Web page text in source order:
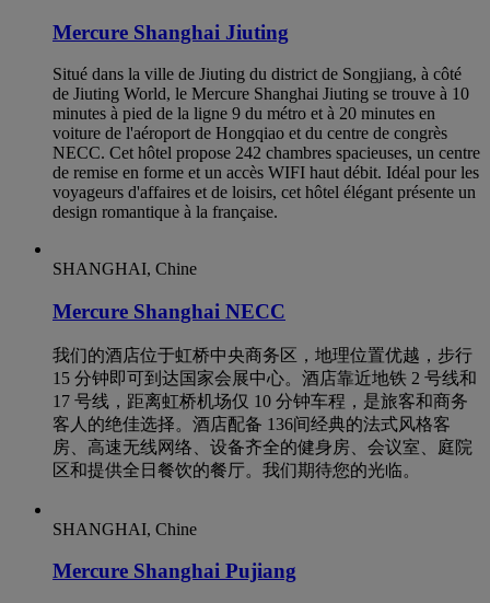
Mercure Shanghai Jiuting
Situé dans la ville de Jiuting du district de Songjiang, à côté
de Jiuting World, le Mercure Shanghai Jiuting se trouve à 10
minutes à pied de la ligne 9 du métro et à 20 minutes en
voiture de l'aéroport de Hongqiao et du centre de congrès
NECC. Cet hôtel propose 242 chambres spacieuses, un centre
de remise en forme et un accès WIFI haut débit. Idéal pour les
voyageurs d'affaires et de loisirs, cet hôtel élégant présente un
design romantique à la française.
SHANGHAI, Chine
Mercure Shanghai NECC
我们的酒店位于虹桥中央商务区，地理位置优越，步行
15 分钟即可到达国家会展中心。酒店靠近地铁 2 号线和
17 号线，距离虹桥机场仅 10 分钟车程，是旅客和商务
客人的绝佳选择。酒店配备 136间经典的法式风格客
房、高速无线网络、设备齐全的健身房、会议室、庭院
区和提供全日餐饮的餐厅。我们期待您的光临。
SHANGHAI, Chine
Mercure Shanghai Pujiang